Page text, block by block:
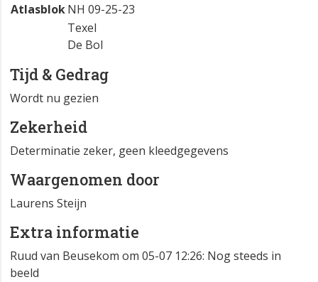
AtlasblokNH 09-25-23
Texel
De Bol
Tijd & Gedrag
Wordt nu gezien
Zekerheid
Determinatie zeker, geen kleedgegevens
Waargenomen door
Laurens Steijn
Extra informatie
Ruud van Beusekom om 05-07 12:26: Nog steeds in
beeld